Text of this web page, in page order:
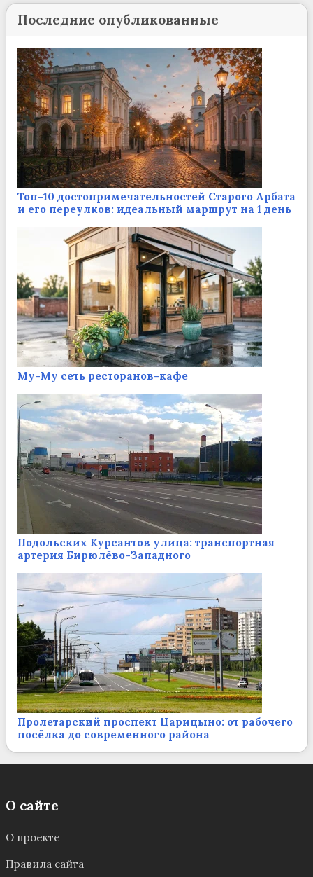
Последние опубликованные
Топ-10 достопримечательностей Старого Арбата
и его переулков: идеальный маршрут на 1 день
Му-Му сеть ресторанов-кафе
Подольских Курсантов улица: транспортная
артерия Бирюлёво-Западного
Пролетарский проспект Царицыно: от рабочего
посёлка до современного района
О сайте
О проекте
Правила сайта